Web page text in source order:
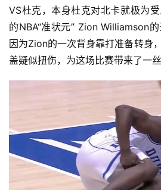
VS杜克，本身杜克对北卡就极为
的NBA“准状元” Zion Williamson
因为Zion的一次背身靠打准备转身
盖疑似扭伤，为这场比赛带来了一丝